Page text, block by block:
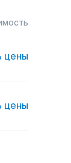
цены
цены